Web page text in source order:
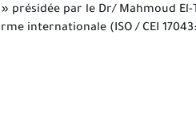
présidée par le Dr/ Mahmoud
internationale (ISO / CEI